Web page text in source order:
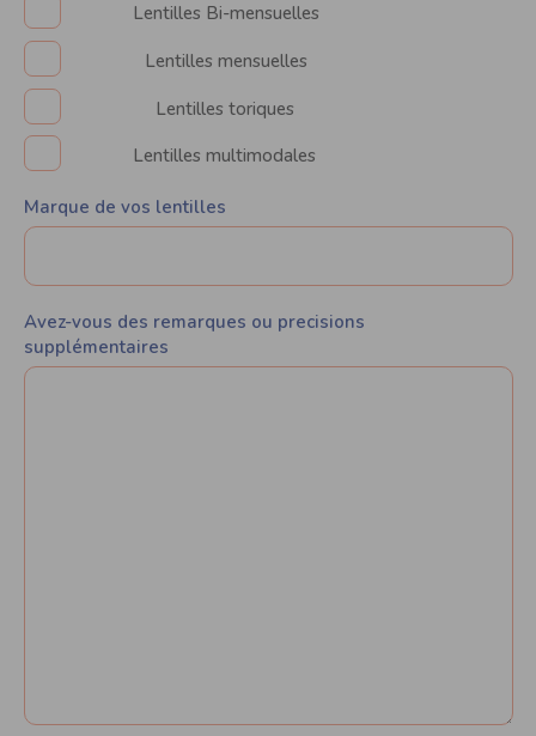
Lentilles Bi-mensuelles
Lentilles mensuelles
Lentilles toriques
Lentilles multimodales
Marque de vos lentilles
Avez-vous des remarques ou precisions
supplémentaires